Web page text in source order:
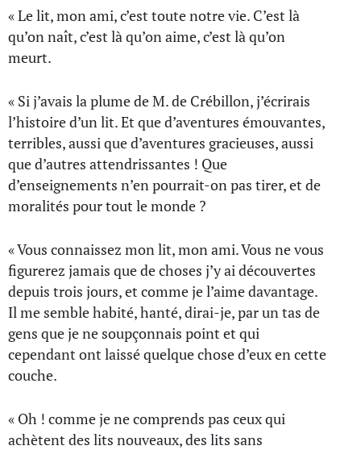
« Le lit, mon ami, c’est toute notre vie. C’est là
qu’on naît, c’est là qu’on aime, c’est là qu’on
meurt.
« Si j’avais la plume de M. de Crébillon, j’écrirais
l’histoire d’un lit. Et que d’aventures émouvantes,
terribles, aussi que d’aventures gracieuses, aussi
que d’autres attendrissantes ! Que
d’enseignements n’en pourrait-on pas tirer, et de
moralités pour tout le monde ?
« Vous connaissez mon lit, mon ami. Vous ne vous
figurerez jamais que de choses j’y ai découvertes
depuis trois jours, et comme je l’aime davantage.
Il me semble habité, hanté, dirai-je, par un tas de
gens que je ne soupçonnais point et qui
cependant ont laissé quelque chose d’eux en cette
couche.
« Oh ! comme je ne comprends pas ceux qui
achètent des lits nouveaux, des lits sans